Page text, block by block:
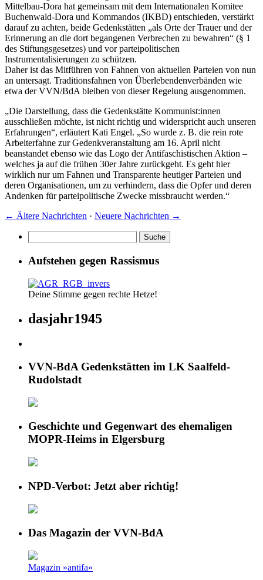
Mittelbau-Dora hat gemeinsam mit dem Internationalen Komitee
Buchenwald-Dora und Kommandos (IKBD) entschieden, verstärkt
darauf zu achten, beide Gedenkstätten „als Orte der Trauer und der
Erinnerung an die dort begangenen Verbrechen zu bewahren“ (§ 1
des Stiftungsgesetzes) und vor parteipolitischen
Instrumentalisierungen zu schützen.
Daher ist das Mitführen von Fahnen von aktuellen Parteien von nun
an untersagt. Traditionsfahnen von Überlebendenverbänden wie
etwa der VVN/BdA bleiben von dieser Regelung ausgenommen.
„Die Darstellung, dass die Gedenkstätte Kommunist:innen
ausschließen möchte, ist nicht richtig und widerspricht auch unseren
Erfahrungen“, erläutert Kati Engel. „So wurde z. B. die rein rote
Arbeiterfahne zur Gedenkveranstaltung am 16. April nicht
beanstandet ebenso wie das Logo der Antifaschistischen Aktion –
welches ja auf die frühen 30er Jahre zurückgeht. Es geht hier
wirklich nur um Fahnen und Transparente heutiger Parteien und
deren Organisationen, um zu verhindern, dass die Opfer und deren
Andenken für parteipolitische Zwecke missbraucht werden.“
← Ältere Nachrichten · Neuere Nachrichten →
Aufstehen gegen Rassismus
Deine Stimme gegen rechte Hetze!
dasjahr1945
VVN-BdA Gedenkstätten im LK Saalfeld-
Rudolstadt
Geschichte und Gegenwart des ehemaligen
MOPR-Heims in Elgersburg
NPD-Verbot: Jetzt aber richtig!
Das Magazin der VVN-BdA
Magazin »antifa«